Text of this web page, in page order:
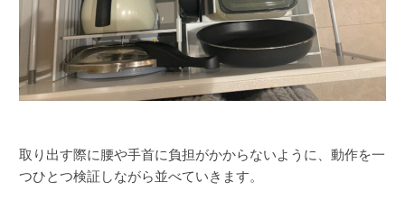
取り出す際に腰や手首に負担がかからないように、動作を一
つひとつ検証しながら並べていきます。